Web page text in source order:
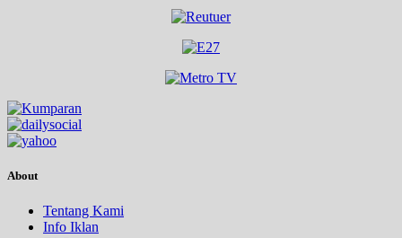
About
Tentang Kami
Info Iklan